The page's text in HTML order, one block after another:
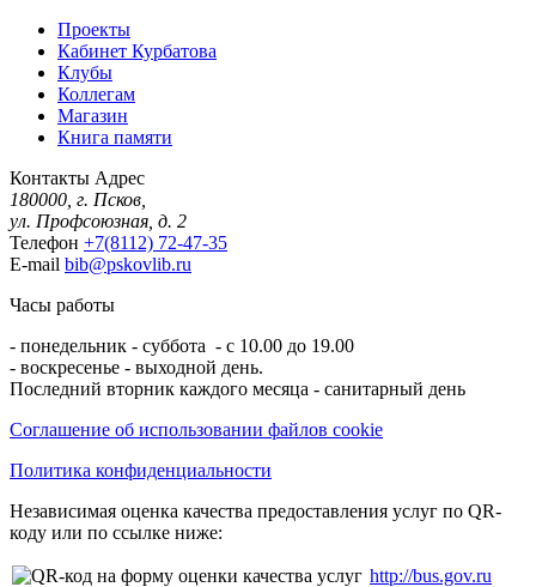
Проекты
Кабинет Курбатова
Клубы
Коллегам
Магазин
Книга памяти
Контакты Адрес
180000, г. Псков,
ул. Профсоюзная, д. 2
Телефон +7(8112) 72-47-35
E-mail bib@pskovlib.ru
Часы работы
- понедельник - суббота - с 10.00 до 19.00
- воскресенье - выходной день.
Последний вторник каждого месяца - санитарный день
Соглашение об использовании файлов cookie
Политика конфиденциальности
Независимая оценка качества предоставления услуг по QR-
коду или по ссылке ниже:
http://bus.gov.ru